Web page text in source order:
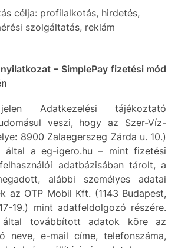
célja: profilalkotás, hirdetés,
szolgáltatás, reklám
– SimplePay fizetési mód
Adatkezelési tájékoztató
veszi, hogy az Szer-Víz-
8900 Zalaegerszeg Zárda u. 10.)
által a eg-igero.hu – mint fizetési
adatbázisában tárolt, a
alábbi személyes adatai
az OTP Mobil Kft. (1143 Budapest,
19.) mint adatfeldolgozó részére.
által továbbított adatok köre az
neve, e-mail címe, telefonszáma,